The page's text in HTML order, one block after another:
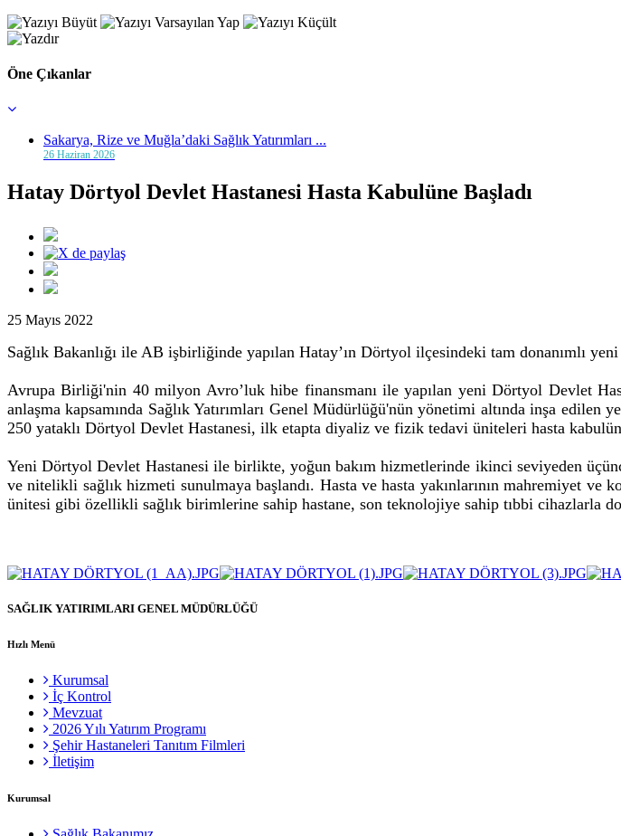
Öne Çıkanlar
Sakarya, Rize ve Muğla’daki Sağlık Yatırımları ...
26 Haziran 2026
Hatay Dörtyol Devlet Hastanesi Hasta Kabulüne Başladı
25 Mayıs 2022
Sağlık Bakanlığı ile AB işbirliğinde yapılan Hatay’ın Dörtyol ilçesindeki tam donanımlı
Avrupa Birliği'nin 40 milyon Avro’luk hibe finansmanı ile yapılan yeni Dörtyol Devlet
anlaşma kapsamında Sağlık Yatırımları Genel Müdürlüğü'nün yönetimi altında inşa
250 yataklı Dörtyol Devlet Hastanesi, ilk etapta diyaliz ve fizik tedavi üniteleri hasta
Yeni Dörtyol Devlet Hastanesi ile birlikte, yoğun bakım hizmetlerinde ikinci seviyeden
ve nitelikli sağlık hizmeti sunulmaya başlandı. Hasta ve hasta yakınlarının mahremiyet
ünitesi gibi özellikli sağlık birimlerine sahip hastane, son teknolojiye sahip tıbbi cihazlarla
SAĞLIK YATIRIMLARI GENEL MÜDÜRLÜĞÜ
Hızlı Menü
Kurumsal
İç Kontrol
Mevzuat
2026 Yılı Yatırım Programı
Şehir Hastaneleri Tanıtım Filmleri
İletişim
Kurumsal